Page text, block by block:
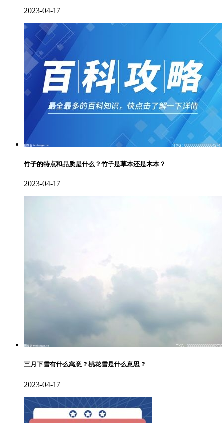
2023-04-17
竹子的特点和品质是什么？竹子是草本还是木本？
2023-04-17
三月下雪有什么寓意？桃花雪是什么意思？
2023-04-17